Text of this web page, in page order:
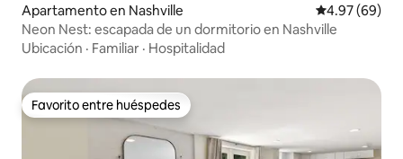
Apartamento en Nashville Calificación
4.97 (69)
Neon Nest: escapada de un dormitorio en Nashville
Ubicación · Familiar · Hospitalidad
Favorito entre huéspedes
Favorito entre huéspedes